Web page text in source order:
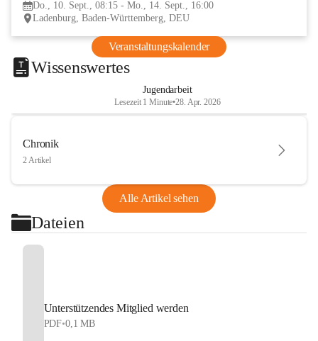
Do., 10. Sept., 08:15 - Mo., 14. Sept., 16:00
Ladenburg, Baden-Württemberg, DEU
Veranstaltungskalender
Wissenswertes
Jugendarbeit
Lesezeit 1 Minute•28. Apr. 2026
Chronik
2 Artikel
Alle Artikel sehen
Dateien
Unterstützendes Mitglied werden
PDF•0,1 MB